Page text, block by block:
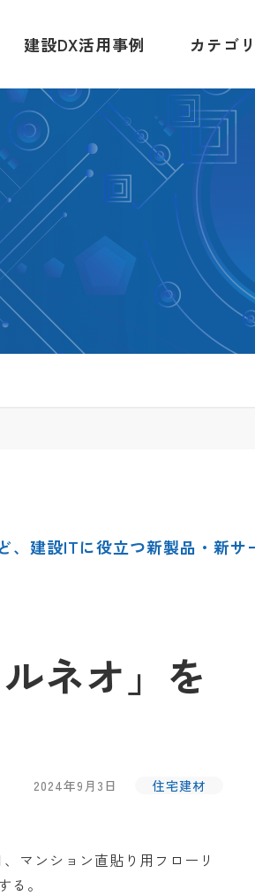
建設DX活用事例 カテゴ
建設ITに役立つ新製品・新サ
ネオ」を
2024年9月3日 住宅建材
マンション直貼り用フローリ
。